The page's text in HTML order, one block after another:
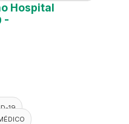
Hospital
-
19